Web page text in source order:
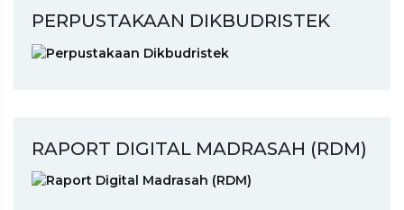
PERPUSTAKAAN DIKBUDRISTEK
RAPORT DIGITAL MADRASAH (RDM)